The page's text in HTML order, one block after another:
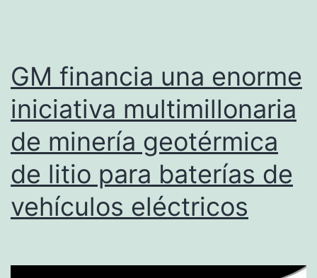
tips
can
help
you
during
an
emergency.
GM financia una enorme
iniciativa multimillonaria
de minería geotérmica
de litio para baterías de
vehículos eléctricos